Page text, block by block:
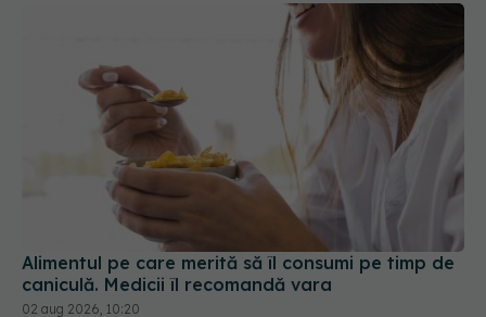
Alimentul pe care merită să îl consumi pe timp de
caniculă. Medicii îl recomandă vara
02 aug 2026, 10:20